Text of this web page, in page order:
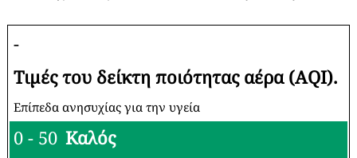
-
Τιμές του δείκτη ποιότητας αέρα (AQI).
Επίπεδα ανησυχίας για την υγεία
0 - 50 Καλός